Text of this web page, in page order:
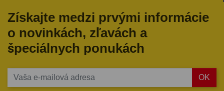
Získajte medzi prvými informácie
o novinkách, zľavách a
špeciálnych ponukách
OK